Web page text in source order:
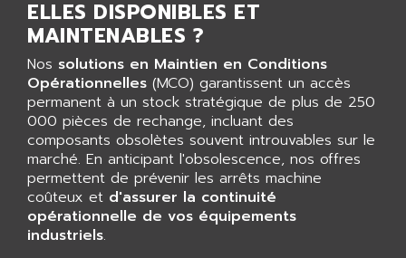
LCA
CNC ALPHA
SMART TOUCH
GP 70 SERIE
PROVIT 5000
S4-S4C
SIAX
FESTO ELECTRONIC
PCS095
TOUCHVIEW
AEV
AFAG
AFDI
AFP PRODEL
AG ASSOCIATES
AGASTAT
AGDE
AGE POWERBLOCK
AGETEM
ELLES DISPONIBLES ET
MAINTENABLES ?
Nos solutions en Maintien en Conditions
Opérationnelles (MCO) garantissent un accès
permanent à un stock stratégique de plus de 250
000 pièces de rechange, incluant des
composants obsolètes souvent introuvables sur le
marché. En anticipant l'obsolescence, nos offres
permettent de prévenir les arrêts machine
coûteux et d'assurer la continuité
opérationnelle de vos équipements
industriels.